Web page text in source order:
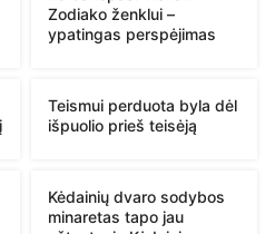
Zodiako ženklui –
ypatingas perspėjimas
Teismui perduota byla dėl
išpuolio prieš teisėją
Kėdainių dvaro sodybos
minaretas tapo jau